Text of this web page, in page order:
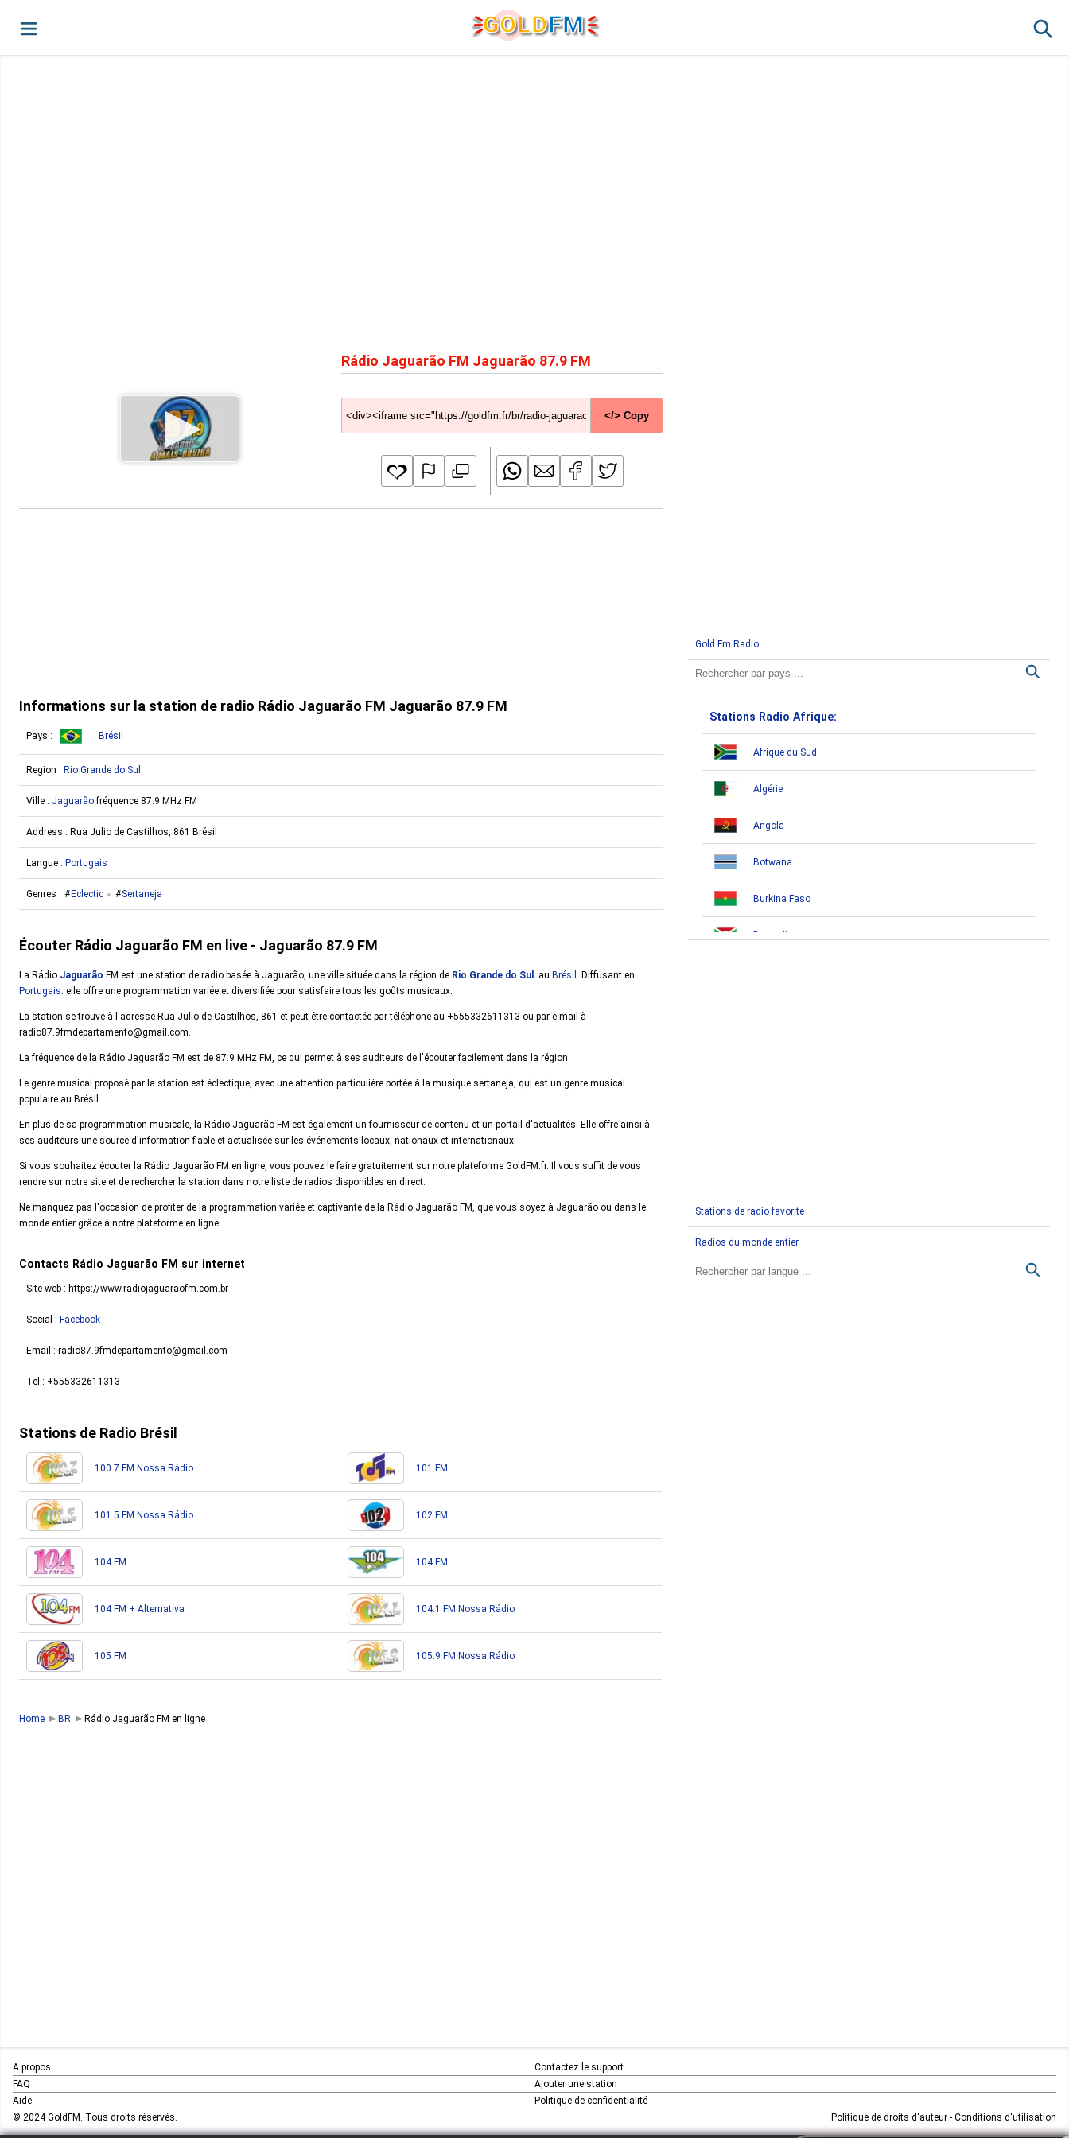
GOLDFM
Rádio Jaguarão FM Jaguarão 87.9 FM
</> Copy
Informations sur la station de radio Rádio Jaguarão FM Jaguarão 87.9 FM
Pays : Brésil
Region : Rio Grande do Sul
Ville : Jaguarãofréquence 87.9 MHz FM
Address : Rua Julio de Castilhos, 861 Brésil
Langue : Portugais
Genres : Eclectic Sertaneja
Écouter Rádio Jaguarão FM en live - Jaguarão 87.9 FM
La Rádio Jaguarão FM est une station de radio basée à Jaguarão, une ville située dans la région de Rio Grande do Sul . au Brésil . Diffusant en
Portugais. elle offre une programmation variée et diversifiée pour satisfaire tous les goûts musicaux.
La station se trouve à l'adresse Rua Julio de Castilhos, 861 et peut être contactée par téléphone au +555332611313 ou par e-mail à
radio87.9fmdepartamento@gmail.com.
La fréquence de la Rádio Jaguarão FM est de 87.9 MHz FM, ce qui permet à ses auditeurs de l'écouter facilement dans la région.
Le genre musical proposé par la station est éclectique, avec une attention particulière portée à la musique sertaneja, qui est un genre musical
populaire au Brésil.
En plus de sa programmation musicale, la Rádio Jaguarão FM est également un fournisseur de contenu et un portail d'actualités. Elle offre ainsi à
ses auditeurs une source d'information fiable et actualisée sur les événements locaux, nationaux et internationaux.
Si vous souhaitez écouter la Rádio Jaguarão FM en ligne, vous pouvez le faire gratuitement sur notre plateforme GoldFM.fr. Il vous suffit de vous
rendre sur notre site et de rechercher la station dans notre liste de radios disponibles en direct.
Ne manquez pas l'occasion de profiter de la programmation variée et captivante de la Rádio Jaguarão FM, que vous soyez à Jaguarão ou dans le
monde entier grâce à notre plateforme en ligne.
Contacts Rádio Jaguarão FM sur internet
Site web : https://www.radiojaguaraofm.com.br
Social : Facebook
Email : radio87.9fmdepartamento@gmail.com
Tel : +555332611313
Stations de Radio Brésil
100.7 FM Nossa Rádio 101 FM
101.5 FM Nossa Rádio 102 FM
104 FM 104 FM
104 FM + Alternativa 104.1 FM Nossa Rádio
105 FM 105.9 FM Nossa Rádio
Gold Fm Radio
Stations Radio Afrique:
Afrique du Sud
Algérie
Angola
Botwana
Burkina Faso
Burundi
Egypte
Stations de radio favorite
Radios du monde entier
Home BR Rádio Jaguarão FM en ligne
A propos
FAQ
Aide
Contactez le support
Ajouter une station
Politique de confidentialité
© 2024 GoldFM. Tous droits réservés.
Politique de droits d'auteur - Conditions d'utilisation